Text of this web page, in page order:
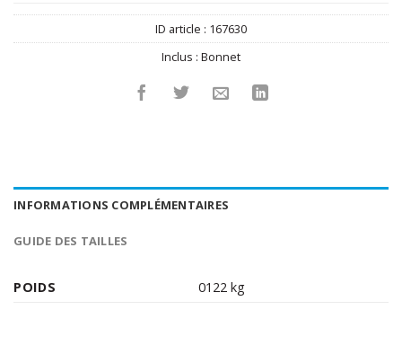
ID article : 167630
Inclus : Bonnet
INFORMATIONS COMPLÉMENTAIRES
GUIDE DES TAILLES
POIDS 0122 kg